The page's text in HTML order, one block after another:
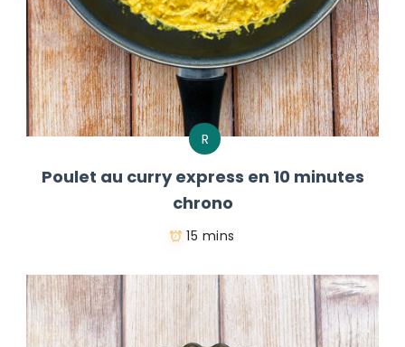
R
Poulet au curry express en 10 minutes
chrono
15 mins